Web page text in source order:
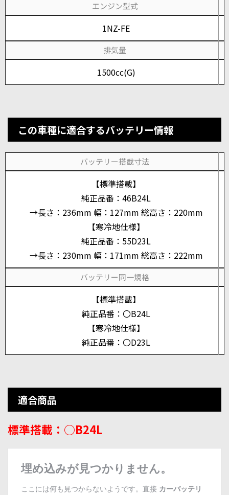
エンジン型式
1NZ-FE
排気量
1500cc(G)
この車種に適合するバッテリー情報
バッテリー搭載寸法
【標準搭載】
純正品番：46B24L
→長さ：236mm 幅：127mm 総高さ：220mm
【寒冷地仕様】
純正品番：55D23L
→長さ：230mm 幅：171mm 総高さ：222mm
バッテリー同一規格
【標準搭載】
純正品番：〇B24L
【寒冷地仕様】
純正品番：〇D23L
適合商品
標準搭載：○B24L